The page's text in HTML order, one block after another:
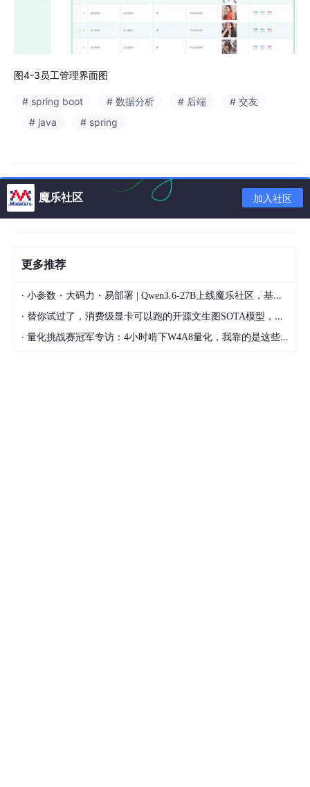
图4-3员工管理界面图
# spring boot # 数据分析 # 后端
# 交友
# java
# spring
魔乐社区 加入社区
更多推荐
· 小参数・大码力・易部署 | Qwen3.6-27B上线魔乐社区，基于昇腾的部署教程来了
· 替你试过了，消费级显卡可以跑的开源文生图SOTA模型，顶级渲染、高密度文本绘图
· 量化挑战赛冠军专访：4小时啃下W4A8量化，我靠的是这些经验